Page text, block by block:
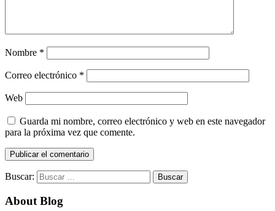
Nombre *
Correo electrónico *
Web
Guarda mi nombre, correo electrónico y web en este navegador
para la próxima vez que comente.
Buscar:
About Blog